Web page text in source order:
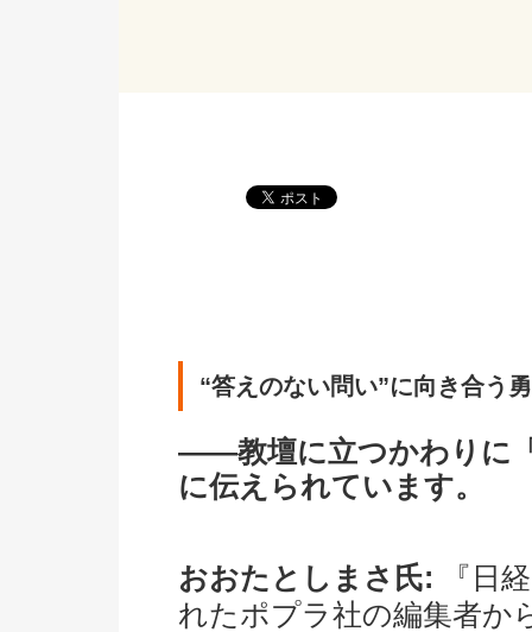
“答えのない問い”に向き合う
――教壇に立つかわりに
に伝えられています。
おおたとしまさ氏: 『日
れたポプラ社の編集者か